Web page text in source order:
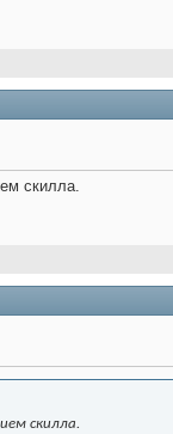
скилла.
скилла.